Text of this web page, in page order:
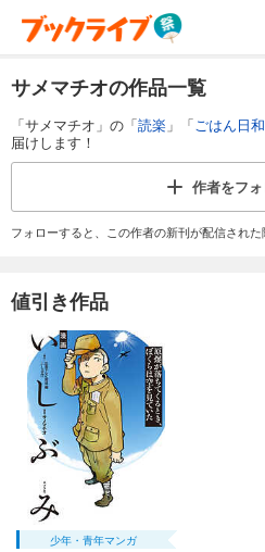
サメマチオの作品一覧
「サメマチオ」の「読楽 」「ごはん日和
届けします！
作者をフ
フォローすると、この作者の新刊が配信された
値引き作品
少年・青年マンガ